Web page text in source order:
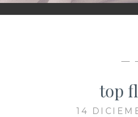
—
top
14